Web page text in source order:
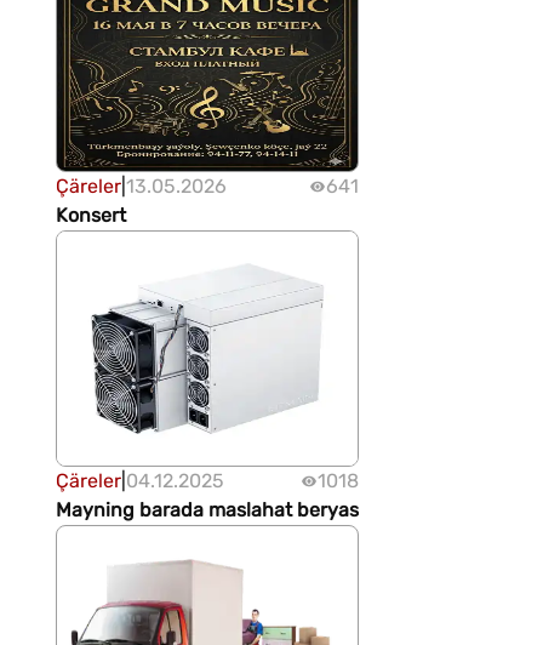
Çäreler| 13.05.2026
641
Konsert
Çäreler| 04.12.2025
1018
Mayning barada maslahat beryas